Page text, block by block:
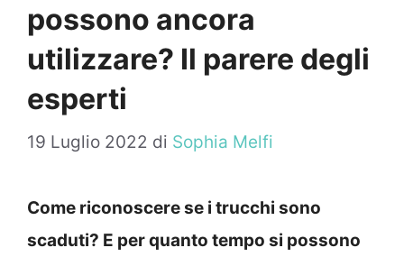
possono ancora
utilizzare? Il parere degli
esperti
19 Luglio 2022 di Sophia Melfi
Come riconoscere se i trucchi sono
scaduti? E per quanto tempo si possono